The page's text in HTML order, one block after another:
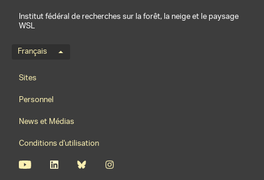
Institut fédéral de recherches sur la forêt, la neige et le paysage
WSL
Menu de langue
Français
Footernavigation
Sites
Personnel
News et Médias
Conditions d'utilisation